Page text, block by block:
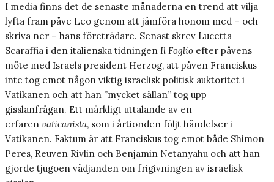
I media finns det de senaste månaderna en trend att vilja
lyfta fram påve Leo genom att jämföra honom med – och
skriva ner – hans företrädare. Senast skrev Lucetta
Scaraffia i den italienska tidningen Il Foglio efter påvens
möte med Israels president Herzog, att påven Franciskus
inte tog emot någon viktig israelisk politisk auktoritet i
Vatikanen och att han ”mycket sällan” tog upp
gisslanfrågan. Ett märkligt uttalande av en
erfaren vaticanista, som i årtionden följt händelser i
Vatikanen. Faktum är att Franciskus tog emot både Shimon
Peres, Reuven Rivlin och Benjamin Netanyahu och att han
gjorde tjugoen vädjanden om frigivningen av israelisk